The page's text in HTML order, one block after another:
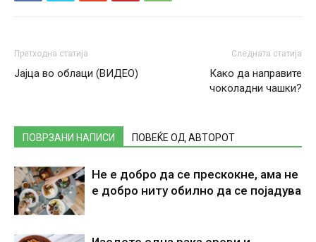
Претходна статија
Јајца во облаци (ВИДЕО)
Следната статија
Како да направите
чоколадни чашки?
ПОВРЗАНИ НАПИСИ ПОВЕЌЕ ОД АВТОРОТ
Не е добро да се прескокне, ама не
е добро ниту обилно да се појадува